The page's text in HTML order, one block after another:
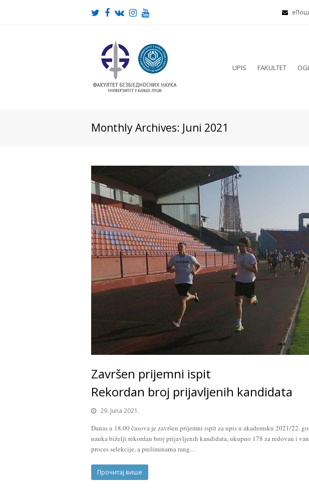
Twitter
Facebook
VKInstagram
Youtube
UPIS FAKULTET
Monthly Archives: Juni 2021
Završen prijemni ispit
Rekordan broj prijavljenih kandidata
29. Juna 2021.
Danas u 18.00 časova je završen prijemni ispit za upis u akademsku 2021/22.
nauka biželji rekordan broj prijavljenih kandidata, ukupno 178 za redovan i
proces selekcije, a preliminarna rang…
Прочитај више